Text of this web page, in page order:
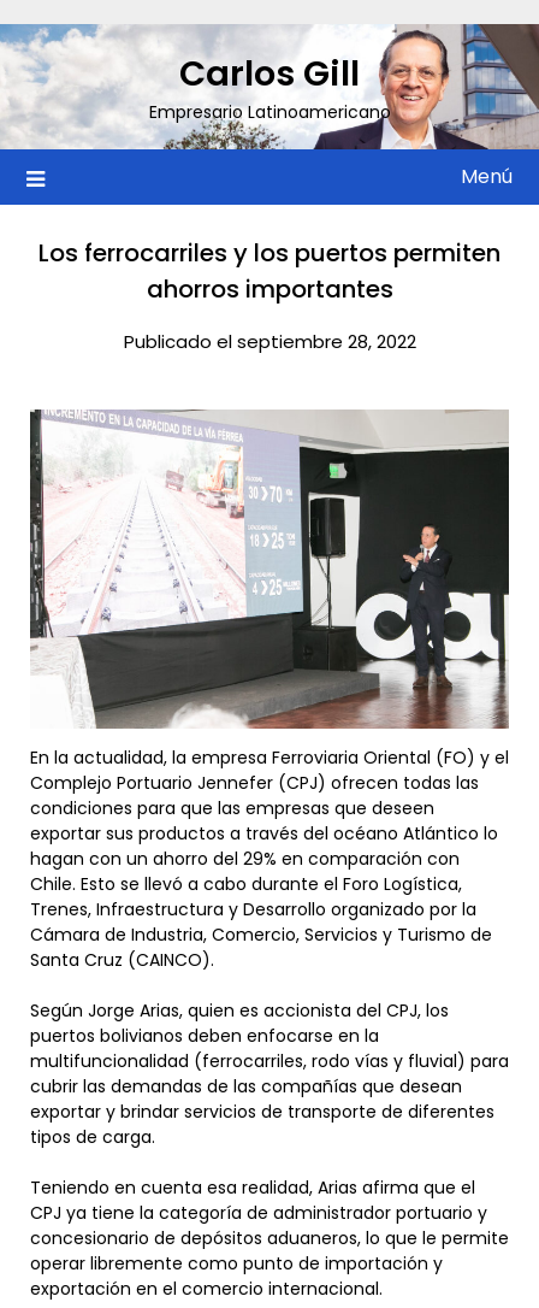
al
contenido
Carlos Gill
Empresario Latinoamericano
Menú
Los ferrocarriles y los puertos permiten
ahorros importantes
Publicado el septiembre 28, 2022
En la actualidad, la empresa Ferroviaria Oriental (FO) y el
Complejo Portuario Jennefer (CPJ) ofrecen todas las
condiciones para que las empresas que deseen
exportar sus productos a través del océano Atlántico lo
hagan con un ahorro del 29% en comparación con
Chile. Esto se llevó a cabo durante el Foro Logística,
Trenes, Infraestructura y Desarrollo organizado por la
Cámara de Industria, Comercio, Servicios y Turismo de
Santa Cruz (CAINCO).
Según Jorge Arias, quien es accionista del CPJ, los
puertos bolivianos deben enfocarse en la
multifuncionalidad (ferrocarriles, rodo vías y fluvial) para
cubrir las demandas de las compañías que desean
exportar y brindar servicios de transporte de diferentes
tipos de carga.
Teniendo en cuenta esa realidad, Arias afirma que el
CPJ ya tiene la categoría de administrador portuario y
concesionario de depósitos aduaneros, lo que le permite
operar libremente como punto de importación y
exportación en el comercio internacional.